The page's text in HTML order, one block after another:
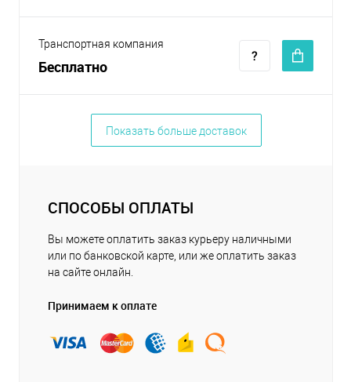
Транспортная компания
Бесплатно
Показать больше доставок
СПОСОБЫ ОПЛАТЫ
Вы можете оплатить заказ курьеру наличными
или по банковской карте, или же оплатить заказ
на сайте онлайн.
Принимаем к оплате